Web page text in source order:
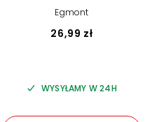
Egmont
26,99 zł
WYSYŁAMY W 24H